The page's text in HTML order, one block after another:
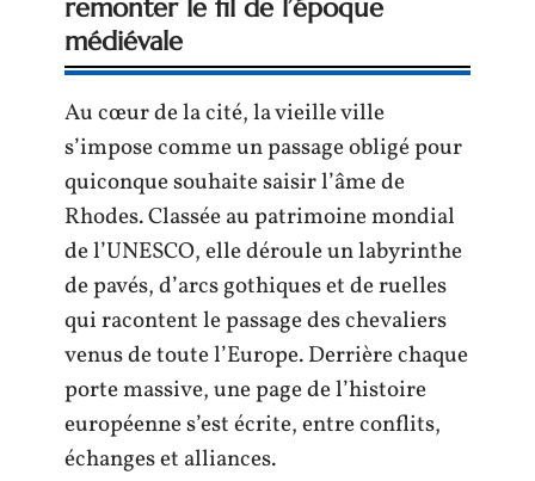
remonter le fil de l’époque
médiévale
Au cœur de la cité, la vieille ville
s’impose comme un passage obligé pour
quiconque souhaite saisir l’âme de
Rhodes. Classée au patrimoine mondial
de l’UNESCO, elle déroule un labyrinthe
de pavés, d’arcs gothiques et de ruelles
qui racontent le passage des chevaliers
venus de toute l’Europe. Derrière chaque
porte massive, une page de l’histoire
européenne s’est écrite, entre conflits,
échanges et alliances.